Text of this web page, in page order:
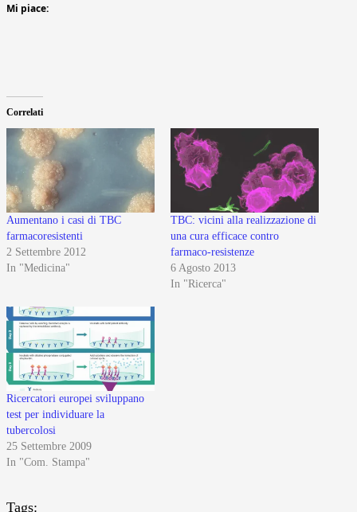
Mi piace:
Correlati
Aumentano i casi di TBC
farmacoresistenti
2 Settembre 2012
In "Medicina"
TBC: vicini alla realizzazione di
una cura efficace contro
farmaco-resistenze
6 Agosto 2013
In "Ricerca"
Ricercatori europei sviluppano
test per individuare la
tubercolosi
25 Settembre 2009
In "Com. Stampa"
Tags: